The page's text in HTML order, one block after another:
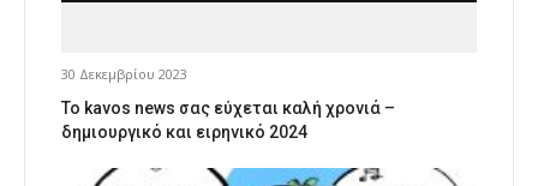
30 Δεκεμβρίου 2023
Το kavos news σας εύχεται καλή χρονιά –
δημιουργικό και ειρηνικό 2024